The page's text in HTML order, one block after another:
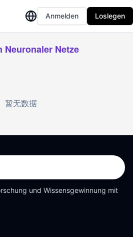
Anmelden Loslegen
Neuronaler Netze
暂无数据
und Wissensgewinnung mit